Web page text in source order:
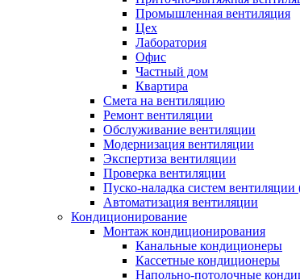
Промышленная вентиляция
Цех
Лаборатория
Офис
Частный дом
Квартира
Смета на вентиляцию
Ремонт вентиляции
Обслуживание вентиляции
Модернизация вентиляции
Экспертиза вентиляции
Проверка вентиляции
Пуско-наладка систем
Автоматизация вентиляции
Кондиционирование
Монтаж кондиционирования
Канальные кондиционеры
Кассетные кондиционеры
Напольно-потолочные